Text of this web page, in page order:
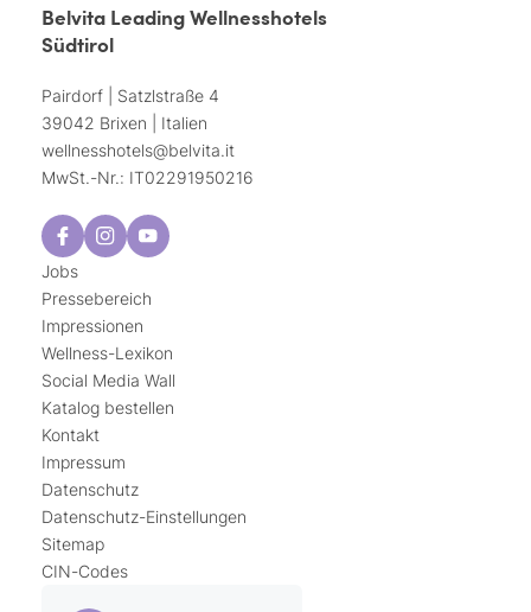
Belvita Leading Wellnesshotels
Südtirol
Pairdorf | Satzlstraße 4
39042 Brixen | Italien
wellnesshotels@belvita.it
MwSt.-Nr.: IT02291950216
Jobs
Pressebereich
Impressionen
Wellness-Lexikon
Social Media Wall
Katalog bestellen
Kontakt
Impressum
Datenschutz
Datenschutz-Einstellungen
Sitemap
CIN-Codes